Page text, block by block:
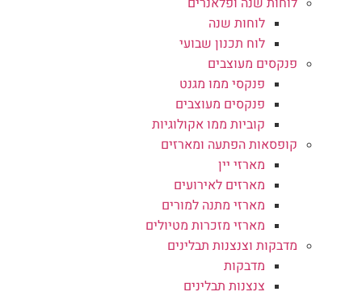
לוחות שנה
לוח תכנון שבועי
פנקסים מעוצבים
פנקסי ממו מגנט
פנקסים מעוצבים
קוביות ממו אקולוגיות
קופסאות הפתעה ומארזים
מארזי יין
מארזים לאירועים
מארזי מתנה למורים
מארזי מזכרות מטיולים
מדבקות וצנצנות תבלינים
מדבקות
צנצנות תבלינים